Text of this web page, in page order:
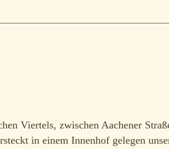
Viertels, zwischen Aachener
in einem Innenhof gelegen